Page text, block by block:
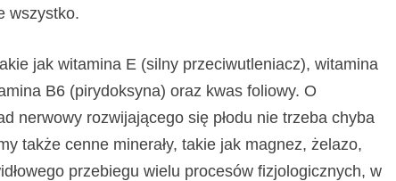
wszystko.
jak witamina E (silny przeciwutleniacz), witamina
B6 (pirydoksyna) oraz kwas foliowy. O
nerwowy rozwijającego się płodu nie trzeba chyba
także cenne minerały, takie jak magnez, żelazo,
przebiegu wielu procesów fizjologicznych, w